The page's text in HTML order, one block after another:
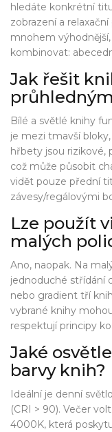
hledáte konkrétní
zobrazení a
mnohem
kombinovat:
Jak řešit
Bílé a světlé knihy
je mezi tmavší
hřbety jsou rizikové,
což může působit
vidět pouze přední
závesy/regálovými
Lze použít
malých
Ano, naopak. Na
jednoduché střídání
nebo gradient tří
vybrané knihy
respektují principy
Jaké
barvy knih?
Ideální je denní
(CRI > 90). Večer
4000K, která